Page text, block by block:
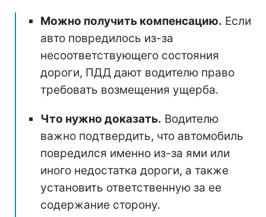
Можно получить компенсацию. Если
авто повредилось из-за
несоответствующего состояния
дороги, ПДД дают водителю право
требовать возмещения ущерба.
Что нужно доказать. Водителю
важно подтвердить, что автомобиль
повредился именно из-за ями или
иного недостатка дороги, а также
установить ответственную за ее
содержание сторону.